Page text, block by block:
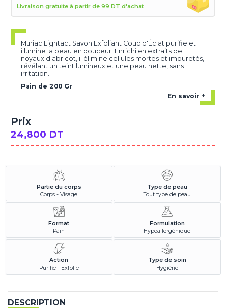
Livraison gratuite à partir de 99 DT d'achat
Muriac Lightact Savon Exfoliant Coup d'Éclat purifie et
illumine la peau en douceur. Enrichi en extraits de
noyaux d'abricot, il élimine cellules mortes et impuretés,
révélant un teint lumineux et une peau nette, sans
irritation.
Pain de 200 Gr
En savoir +
Prix
24,800 DT
Partie du corps
Corps - Visage
Type de peau
Tout type de peau
Format
Pain
Formulation
Hypoallergénique
Action
Purifie - Exfolie
Type de soin
Hygiène
DESCRIPTION